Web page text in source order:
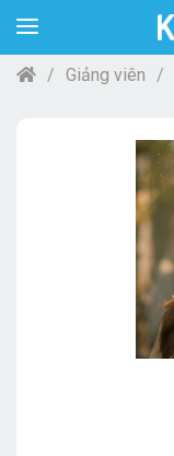
Giảng viên